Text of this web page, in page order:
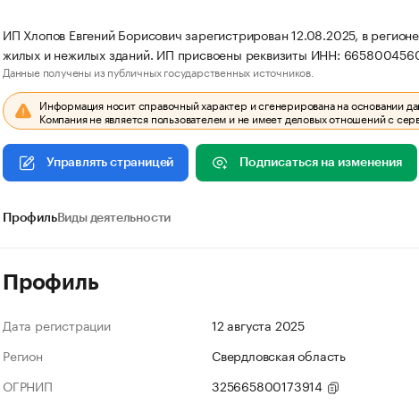
ИП Хлопов Евгений Борисович зарегистрирован 12.08.2025, в
жилых и нежилых зданий. ИП присвоены реквизиты ИНН:
Данные получены из публичных государственных источников.
Информация носит справочный характер и сгенерирована на основании
Компания не является пользователем и не имеет деловых отношений с
Управлять страницей Подписаться на изменения
ПрофильВиды деятельности
Профиль
Дата регистрации
12 августа 2025
Регион
Свердловская область
ОГРНИП
325665800173914